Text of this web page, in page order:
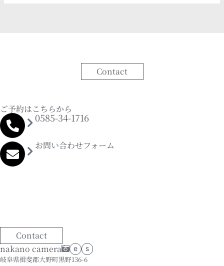
Contact
0585-34-1716
ご予約はこちらから
お問い合わせフォーム
Contact
nakano camera
e s
岐阜県揖斐郡大野町黒野136-6